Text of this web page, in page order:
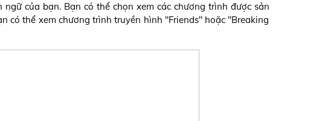
của bạn. Bạn có thể chọn xem các chương trình được sản
có thể xem chương trình truyền hình "Friends" hoặc "Breaking